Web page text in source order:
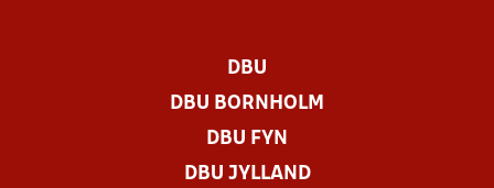
DBU
DBU BORNHOLM
DBU FYN
DBU JYLLAND